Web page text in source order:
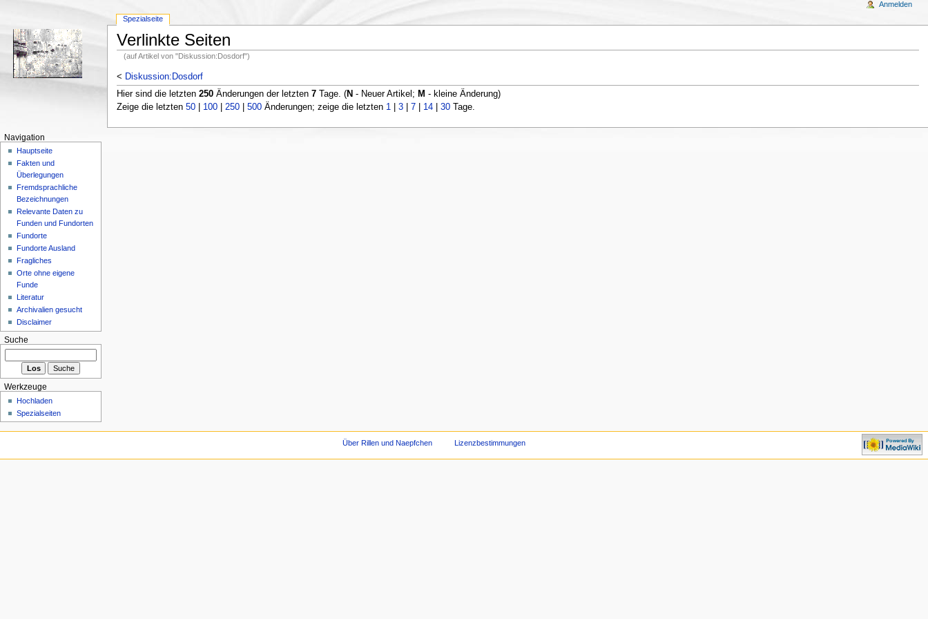
Verlinkte Seiten
(auf Artikel von "Diskussion:Dosdorf")
< Diskussion:Dosdorf
Hier sind die letzten 250Änderungen der letzten 7Tage. (N - Neuer Artikel; M - kleine Änderung)
Zeige die letzten 50| 100| 250| 500Änderungen; zeige die letzten 1| 3| 7| 14| 30Tage.
Spezialseite
Anmelden
Navigation
Hauptseite
Fakten und
Überlegungen
Fremdsprachliche
Bezeichnungen
Relevante Daten zu
Funden und Fundorten
Fundorte
Fundorte Ausland
Fragliches
Orte ohne eigene
Funde
Literatur
Archivalien gesucht
Disclaimer
Suche
Werkzeuge
Hochladen
Spezialseiten
Über Rillen und Naepfchen Lizenzbestimmungen